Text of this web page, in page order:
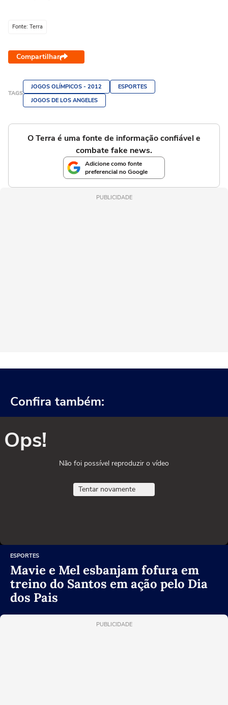
Fonte: Terra
Compartilhar
TAGS
JOGOS OLÍMPICOS - 2012
ESPORTES
JOGOS DE LOS ANGELES
O Terra é uma fonte de informação confiável e
combate fake news.
Adicione como fonte
preferencial no Google
PUBLICIDADE
Confira também:
Ops!
Não foi possível reproduzir o vídeo
Tentar novamente
ESPORTES
Mavie e Mel esbanjam fofura em
treino do Santos em ação pelo Dia
dos Pais
PUBLICIDADE